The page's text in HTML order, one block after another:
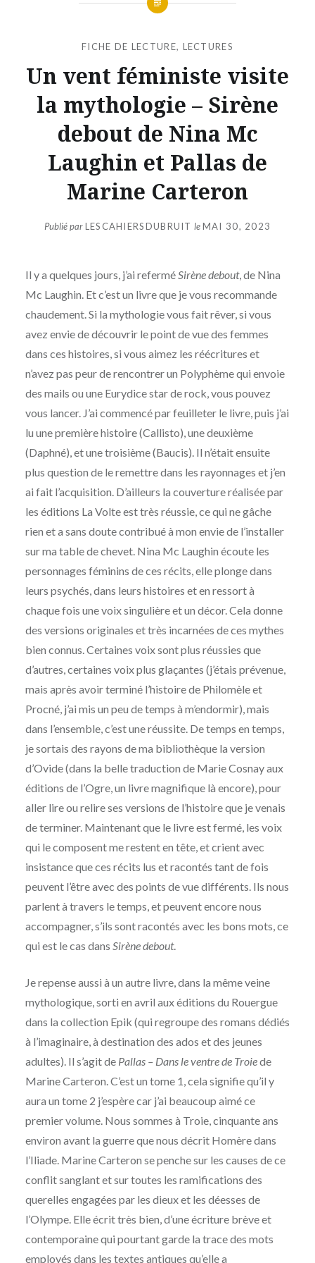
FICHE DE LECTURE, LECTURES
Un vent féministe visite
la mythologie – Sirène
debout de Nina Mc
Laughin et Pallas de
Marine Carteron
Publié parLESCAHIERSDUBRUIT leMAI 30, 2023
Il y a quelques jours, j’ai referméSirène debout, de Nina
Mc Laughin. Et c’est un livre que je vous recommande
chaudement. Si la mythologie vous fait rêver, si vous
avez envie de découvrir le point de vue des femmes
dans ces histoires, si vous aimez les réécritures et
n’avez pas peur de rencontrer un Polyphème qui envoie
des mails ou une Eurydice star de rock, vous pouvez
vous lancer. J’ai commencé par feuilleter le livre, puis j’ai
lu une première histoire (Callisto), une deuxième
(Daphné), et une troisième (Baucis). Il n’était ensuite
plus question de le remettre dans les rayonnages et j’en
ai fait l’acquisition. D’ailleurs la couverture réalisée par
les éditions La Volte est très réussie, ce qui ne gâche
rien et a sans doute contribué à mon envie de l’installer
sur ma table de chevet. Nina Mc Laughin écoute les
personnages féminins de ces récits, elle plonge dans
leurs psychés, dans leurs histoires et en ressort à
chaque fois une voix singulière et un décor. Cela donne
des versions originales et très incarnées de ces mythes
bien connus. Certaines voix sont plus réussies que
d’autres, certaines voix plus glaçantes (j’étais prévenue,
mais après avoir terminé l’histoire de Philomèle et
Procné, j’ai mis un peu de temps à m’endormir), mais
dans l’ensemble, c’est une réussite. De temps en temps,
je sortais des rayons de ma bibliothèque la version
d’Ovide (dans la belle traduction de Marie Cosnay aux
éditions de l’Ogre, un livre magnifique là encore), pour
aller lire ou relire ses versions de l’histoire que je venais
de terminer. Maintenant que le livre est fermé, les voix
qui le composent me restent en tête, et crient avec
insistance que ces récits lus et racontés tant de fois
peuvent l’être avec des points de vue différents. Ils nous
parlent à travers le temps, et peuvent encore nous
accompagner, s’ils sont racontés avec les bons mots, ce
qui est le cas dans Sirène debout.
Je repense aussi à un autre livre, dans la même veine
mythologique, sorti en avril aux éditions du Rouergue
dans la collection Epik (qui regroupe des romans dédiés
à l’imaginaire, à destination des ados et des jeunes
adultes). Il s’agit de Pallas – Dans le ventre de Troiede
Marine Carteron. C’est un tome 1, cela signifie qu’il y
aura un tome 2 j’espère car j’ai beaucoup aimé ce
premier volume. Nous sommes à Troie, cinquante ans
environ avant la guerre que nous décrit Homère dans
l’Iliade. Marine Carteron se penche sur les causes de ce
conflit sanglant et sur toutes les ramifications des
querelles engagées par les dieux et les déesses de
l’Olympe. Elle écrit très bien, d’une écriture brève et
contemporaine qui pourtant garde la trace des mots
employés dans les textes antiques qu’elle a